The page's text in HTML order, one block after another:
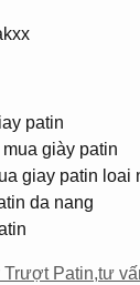
patin
giày patin
giay patin loai
da nang
Trượt Patin,tư